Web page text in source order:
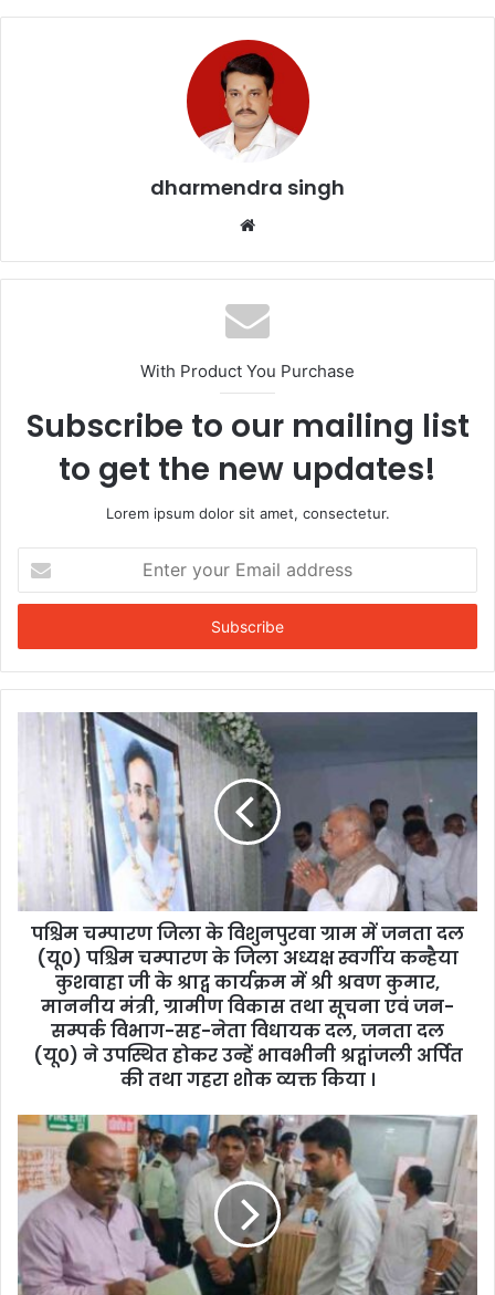
e er l
s
A
p
e
dharmendra singh
Website
With Product You Purchase
Subscribe to our mailing list
to get the new updates!
Lorem ipsum dolor sit amet, consectetur.
your
Email
पश्चिम चम्पारण जिला के विशुनपुरवा ग्राम में जनता दल
(यू0) पश्चिम चम्पारण के जिला अध्यक्ष स्वर्गीय कन्हैया
कुशवाहा जी के श्राद्व कार्यक्रम में श्री श्रवण कुमार,
माननीय मंत्री, ग्रामीण विकास तथा सूचना एवं जन-
सम्प‍र्क विभाग-सह-नेता विधायक दल, जनता दल
(यू0) ने उपस्थित होकर उन्हें भावभीनी श्रद्वांजली अर्पित
की तथा गहरा शोक व्यक्त किया ।